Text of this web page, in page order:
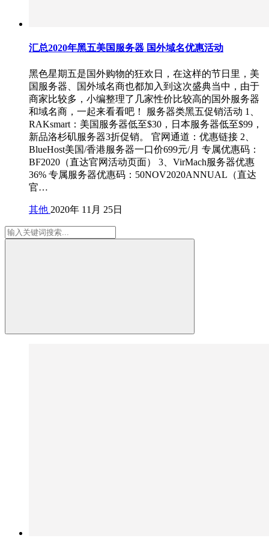
汇总2020年黑五美国服务器 国外域名优惠活动
黑色星期五是国外购物的狂欢日，在这样的节日里，美
国服务器、国外域名商也都加入到这次盛典当中，由于
商家比较多，小编整理了几家性价比较高的国外服务器
和域名商，一起来看看吧！ 服务器类黑五促销活动 1、
RAKsmart：美国服务器低至$30，日本服务器低至$99，
新品洛杉矶服务器3折促销。 官网通道：优惠链接 2、
BlueHost美国/香港服务器一口价699元/月 专属优惠码：
BF2020（直达官网活动页面） 3、VirMach服务器优惠
36% 专属服务器优惠码：50NOV2020ANNUAL（直达
官…
其他 2020年 11月 25日